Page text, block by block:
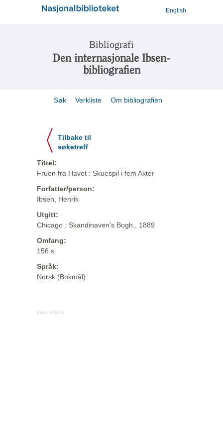
English
Bibliografi
Den internasjonale Ibsen-
bibliografien
Søk Verkliste Om bibliografien
Tilbake til
søketreff
Tittel:
Fruen fra Havet : Skuespil i fem Akter
Forfatter/person:
Ibsen, Henrik
Utgitt:
Chicago : Skandinaven's Bogh., 1889
Omfang:
156 s.
Språk:
Norsk (Bokmål)
Kilde: MODS